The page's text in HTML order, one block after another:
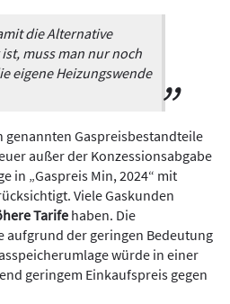
die Alternative
muss man nur noch
eigene Heizungswende
genannten Gaspreisbestandteile
außer der Konzessionsabgabe
in „Gaspreis Min, 2024“ mit
Viele Gaskunden
Tarife haben. Die
aufgrund der geringen Bedeutung
würde in einer
geringem Einkaufspreis gegen